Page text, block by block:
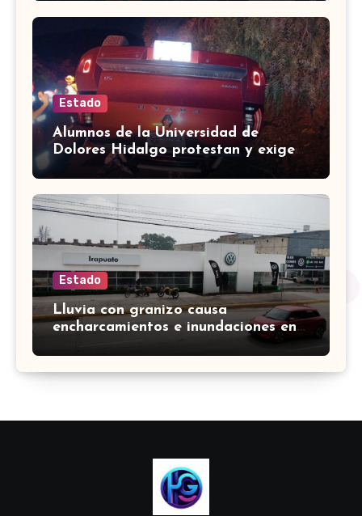
Estado
Alumnos de la Universidad de
Dolores Hidalgo protestan y exigen
validez en sus carreras
Estado
Lluvia con granizo causa
encharcamientos e inundaciones en
33 zonas de Irapuato